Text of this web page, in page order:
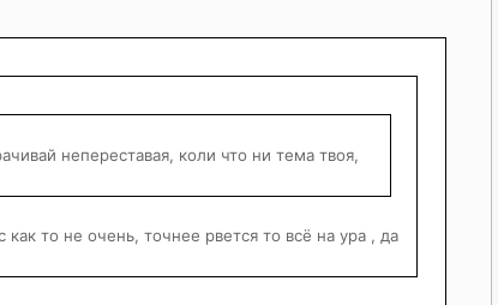
непереставая, коли что ни тема твоя,
то не очень, точнее рвется то всё на ура , да